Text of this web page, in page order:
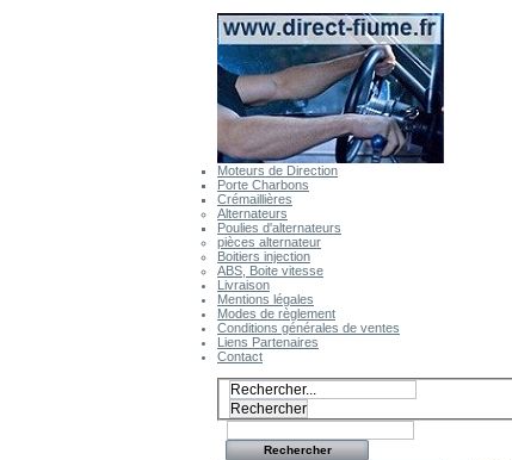
Moteurs de Direction
Porte Charbons
Crémaillières
Alternateurs
Poulies d'alternateurs
pièces alternateur
Boitiers injection
ABS, Boite vitesse
Livraison
Mentions légales
Modes de règlement
Conditions générales de ventes
Liens Partenaires
Contact